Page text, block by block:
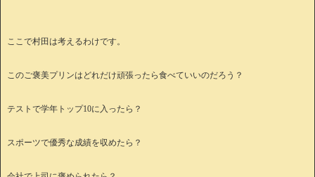
ここで村田は考えるわけです。
このご褒美プリンはどれだけ頑張ったら食べていいのだろう？
テストで学年トップ10に入ったら？
スポーツで優秀な成績を収めたら？